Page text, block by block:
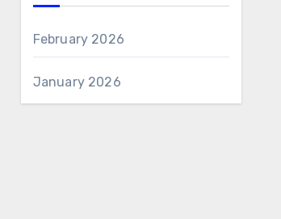
February 2026
January 2026